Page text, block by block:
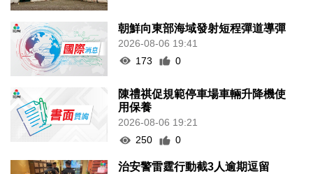
朝鮮向東部海域發射短程彈道導彈
2026-08-06 19:41
173
0
陳禮祺促規範停車場車輛升降機使
用保養
2026-08-06 19:21
250
0
治安警雷霆行動截3人逾期逗留